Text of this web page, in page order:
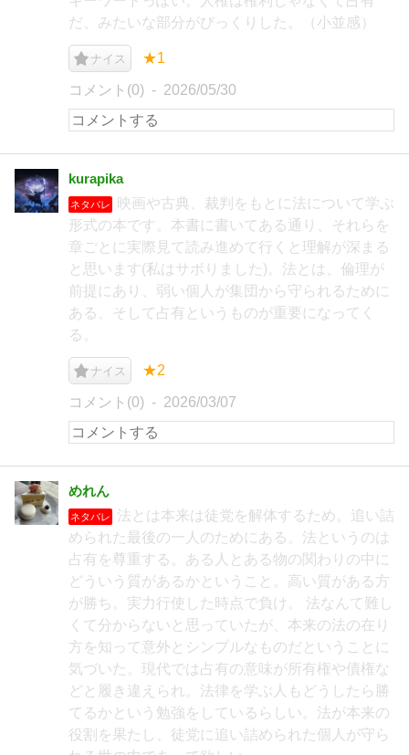
だ、みたいな部分がびっくりした。（小並感）
ナイス ★1
コメント(0) 2026/05/30
kurapika
ネタバレ
映画や古典、裁判をもとに法について学ぶ
形式の本です。本書に書いてある通り、それらを
章ごとに実際見て読み進めて行くと理解が深まる
と思います(私はサボりました)。法とは、倫理が
前提にあり、弱い個人が集団から守られるために
ある、そして占有というものが重要になってく
る。
ナイス ★2
コメント(0) 2026/03/07
めれん
ネタバレ
法とは本来は徒党を解体するため。追い詰
められた最後の一人のためにある。法というのは
占有を尊重する。ある人とある物の関わりの中に
どういう質があるかということ。高い質がある方
が勝ち。実力行使した時点で負け。 法なんて難し
くて分からないと思っていたが、本来の法の在り
方を知って意外とシンプルなものだということに
気づいた。現代では占有の意味が所有権や債権な
どと履き違えられ。法律を学ぶ人もどうしたら勝
てるかという勉強をしているらしい。法が本来の
役割を果たし、徒党に追い詰められた個人が守ら